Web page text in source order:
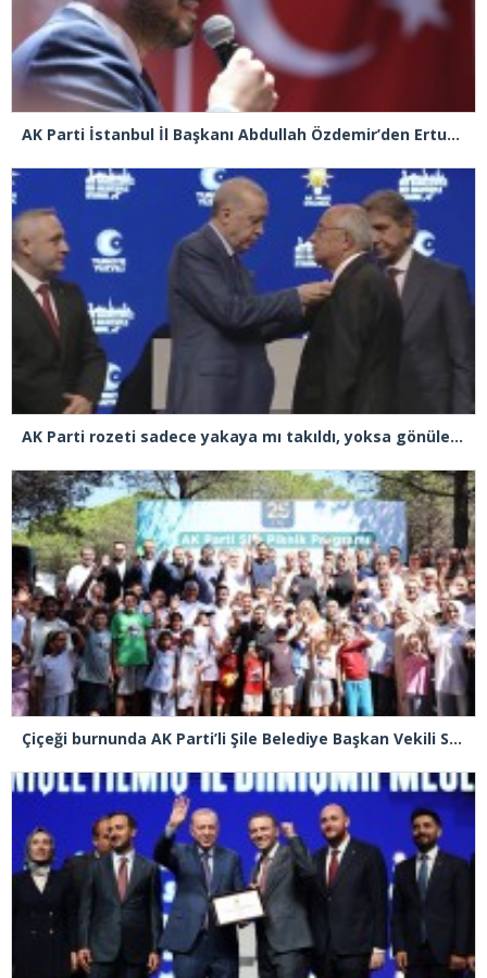
AK Parti İstanbul İl Başkanı Abdullah Özdemir’den Ertuğrul Özkök’e “Franco” tepkisi
AK Parti rozeti sadece yakaya mı takıldı, yoksa gönüle takılmadı mı?
Çiçeği burnunda AK Parti’li Şile Belediye Başkan Vekili Sacit Terzi, teşkilatlarla piknikte buluştu